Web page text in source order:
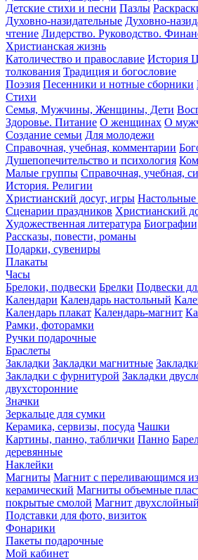
Детские стихи и песни Пазлы
Духовно-назидательные Духовно-
чтение Лидерство. Руководство.
Христианская жизнь
Католичество и православие История
толкования Традиция и богословие
Поэзия Песенники и нотные сборники
Стихи
Семья, Мужчины, Женщины, Дети
Здоровье. Питание О женщинах О
Создание семьи Для молодежи
Справочная, учебная, комментарии
Душепопечительство и психология
Малые группы Справочная, учебная,
История. Религии
Христианский досуг, игры
Сценарии праздников Христианский
Художественная литература
Рассказы, повести, романы
Подарки, сувениры
Плакаты
Часы
Брелоки, подвески Брелки Подвески
Календари Календарь настольный
Календарь плакат Календарь-магнит
Рамки, фоторамки
Ручки подарочные
Браслеты
Закладки Закладки магнитные
Закладки с фурнитурой Закладки
двухсторонние
Значки
Зеркальце для сумки
Керамика, сервизы, посуда Чашки
Картины, панно, таблички Панно
деревянные
Наклейки
Магниты Магнит с переливающимся
керамический Магниты объемные
покрытые смолой Магнит двухслойный
Подставки для фото, визиток
Фонарики
Пакеты подарочные
Мой кабинет